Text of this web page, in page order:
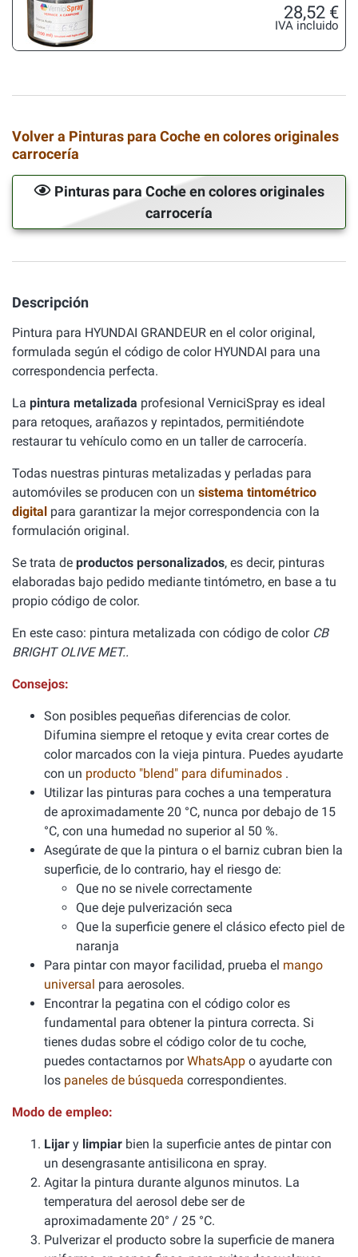
28,52 €
IVA incluido
Volver a Pinturas para Coche en colores originales
carrocería
Pinturas para Coche en colores originales
carrocería
Descripción
Pintura para HYUNDAI GRANDEUR en el color original,
formulada según el código de color HYUNDAI para una
correspondencia perfecta.
La pintura metalizada profesional VerniciSpray es ideal
para retoques, arañazos y repintados, permitiéndote
restaurar tu vehículo como en un taller de carrocería.
Todas nuestras pinturas metalizadas y perladas para
automóviles se producen con un sistema tintométrico
digital para garantizar la mejor correspondencia con la
formulación original.
Se trata de productos personalizados, es decir, pinturas
elaboradas bajo pedido mediante tintómetro, en base a tu
propio código de color.
En este caso: pintura metalizada con código de color CB
BRIGHT OLIVE MET..
Consejos:
Son posibles pequeñas diferencias de color.
Difumina siempre el retoque y evita crear cortes de
color marcados con la vieja pintura. Puedes ayudarte
con un producto "blend" para difuminados .
Utilizar las pinturas para coches a una temperatura
de aproximadamente 20 °C, nunca por debajo de 15
°C, con una humedad no superior al 50 %.
Asegúrate de que la pintura o el barniz cubran bien la
superficie, de lo contrario, hay el riesgo de:
Que no se nivele correctamente
Que deje pulverización seca
Que la superficie genere el clásico efecto piel de
naranja
Para pintar con mayor facilidad, prueba el mango
universal para aerosoles.
Encontrar la pegatina con el código color es
fundamental para obtener la pintura correcta. Si
tienes dudas sobre el código color de tu coche,
puedes contactarnos porWhatsApp o ayudarte con
los paneles de búsqueda correspondientes.
Modo de empleo:
Lijar y limpiar bien la superficie antes de pintar con
un desengrasante antisilicona en spray.
Agitar la pintura durante algunos minutos. La
temperatura del aerosol debe ser de
aproximadamente 20° / 25 °C.
Pulverizar el producto sobre la superficie de manera